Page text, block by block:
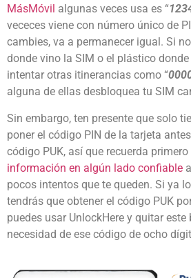
MásMóvil algunas veces usa es “
vececes viene con número único de
cambies, va a permanecer igual. Si
donde vino la SIM o el plástico
intentar otras itinerancias como “
alguna de ellas desbloquea tu SIM
Sin embargo, ten presente que solo
poner el código PIN de la tarjeta
código PUK, así que recuerda primero
información en algún lado confiable
pocos intentos que te queden. Si ya
tendrás que obtener el código PUK
puedes usar UnlockHere y quitar este
necesidad de ese código de ocho